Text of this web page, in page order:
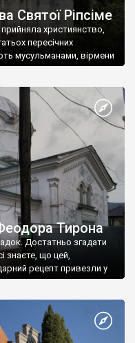
Святої Ріпсіме
християнство,
пересічних
мусульманами, вірмени
Тирона
Достатньо згадати
знаєте, що цей,
рецепт привезли у